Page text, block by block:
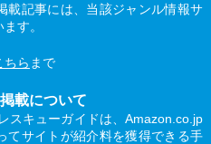
載記事には、当該ジャンル情報サ
す。
ちら まで
載について
スキューガイドは、Amazon.co.jp
てサイトが紹介料を獲得できる手